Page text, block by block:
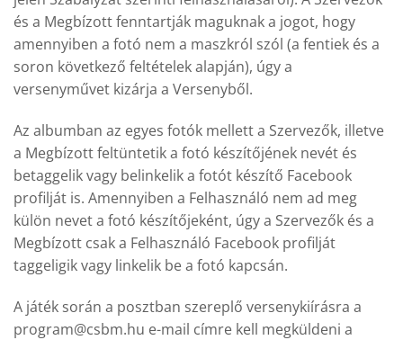
és a Megbízott fenntartják maguknak a jogot, hogy
amennyiben a fotó nem a maszkról szól (a fentiek és a
soron következő feltételek alapján), úgy a
versenyművet kizárja a Versenyből.
Az albumban az egyes fotók mellett a Szervezők, illetve
a Megbízott feltüntetik a fotó készítőjének nevét és
betaggelik vagy belinkelik a fotót készítő Facebook
profilját is. Amennyiben a Felhasználó nem ad meg
külön nevet a fotó készítőjeként, úgy a Szervezők és a
Megbízott csak a Felhasználó Facebook profilját
taggeligik vagy linkelik be a fotó kapcsán.
A játék során a posztban szereplő versenykiírásra a
program@csbm.hu e-mail címre kell megküldeni a